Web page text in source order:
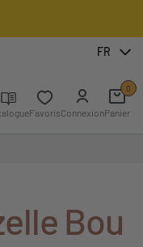
FR
FavorisConnexionPanier
0
Bou